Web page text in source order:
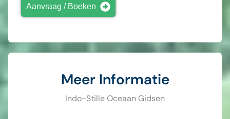
Aanvraag / Boeken
Meer Informatie
Indo-Stille Oceaan Gidsen